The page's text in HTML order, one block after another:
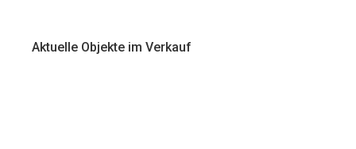
Aktuelle Objekte im Verkauf